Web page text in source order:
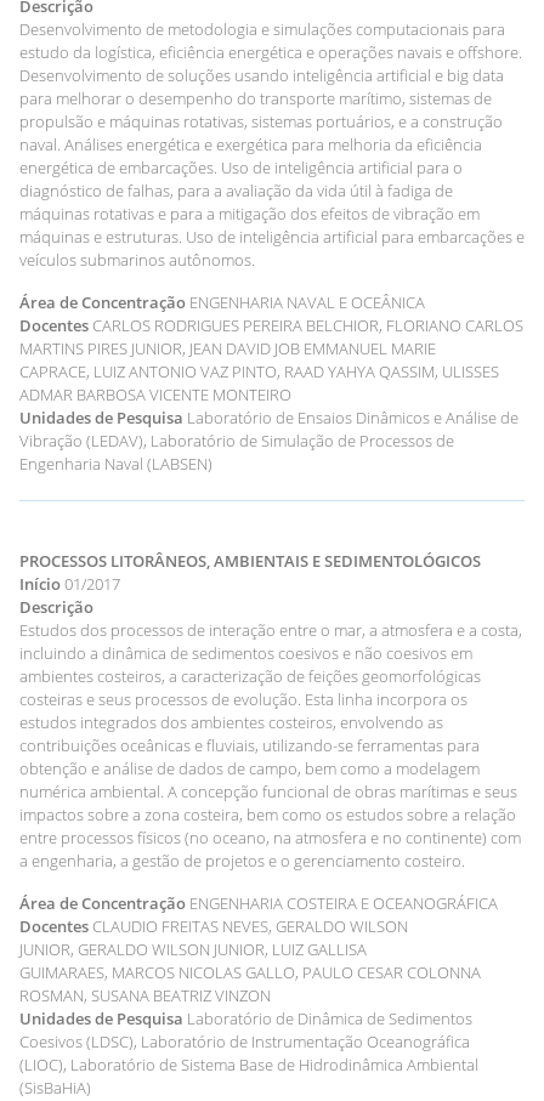
Descrição
Desenvolvimento de metodologia e simulações computacionais para
estudo da logística, eficiência energética e operações navais e offshore.
Desenvolvimento de soluções usando inteligência artificial e big data
para melhorar o desempenho do transporte marítimo, sistemas de
propulsão e máquinas rotativas, sistemas portuários, e a construção
naval. Análises energética e exergética para melhoria da eficiência
energética de embarcações. Uso de inteligência artificial para o
diagnóstico de falhas, para a avaliação da vida útil à fadiga de
máquinas rotativas e para a mitigação dos efeitos de vibração em
máquinas e estruturas. Uso de inteligência artificial para embarcações e
veículos submarinos autônomos.
Área de Concentração ENGENHARIA NAVAL E OCEÂNICA
Docentes CARLOS RODRIGUES PEREIRA BELCHIOR, FLORIANO CARLOS
MARTINS PIRES JUNIOR, JEAN DAVID JOB EMMANUEL MARIE
CAPRACE, LUIZ ANTONIO VAZ PINTO, RAAD YAHYA QASSIM, ULISSES
ADMAR BARBOSA VICENTE MONTEIRO
Unidades de Pesquisa Laboratório de Ensaios Dinâmicos e Análise de
Vibração (LEDAV), Laboratório de Simulação de Processos de
Engenharia Naval (LABSEN)
PROCESSOS LITORÂNEOS, AMBIENTAIS E SEDIMENTOLÓGICOS
Início01/2017
Descrição
Estudos dos processos de interação entre o mar, a atmosfera e a costa,
incluindo a dinâmica de sedimentos coesivos e não coesivos em
ambientes costeiros, a caracterização de feições geomorfológicas
costeiras e seus processos de evolução. Esta linha incorpora os
estudos integrados dos ambientes costeiros, envolvendo as
contribuições oceânicas e fluviais, utilizando-se ferramentas para
obtenção e análise de dados de campo, bem como a modelagem
numérica ambiental. A concepção funcional de obras marítimas e seus
impactos sobre a zona costeira, bem como os estudos sobre a relação
entre processos físicos (no oceano, na atmosfera e no continente) com
a engenharia, a gestão de projetos e o gerenciamento costeiro.
Área de Concentração ENGENHARIA COSTEIRA E OCEANOGRÁFICA
Docentes CLAUDIO FREITAS NEVES, GERALDO WILSON
JUNIOR, GERALDO WILSON JUNIOR, LUIZ GALLISA
GUIMARAES, MARCOS NICOLAS GALLO, PAULO CESAR COLONNA
ROSMAN, SUSANA BEATRIZ VINZON
Unidades de Pesquisa Laboratório de Dinâmica de Sedimentos
Coesivos (LDSC), Laboratório de Instrumentação Oceanográfica
(LIOC), Laboratório de Sistema Base de Hidrodinâmica Ambiental
(SisBaHiA)